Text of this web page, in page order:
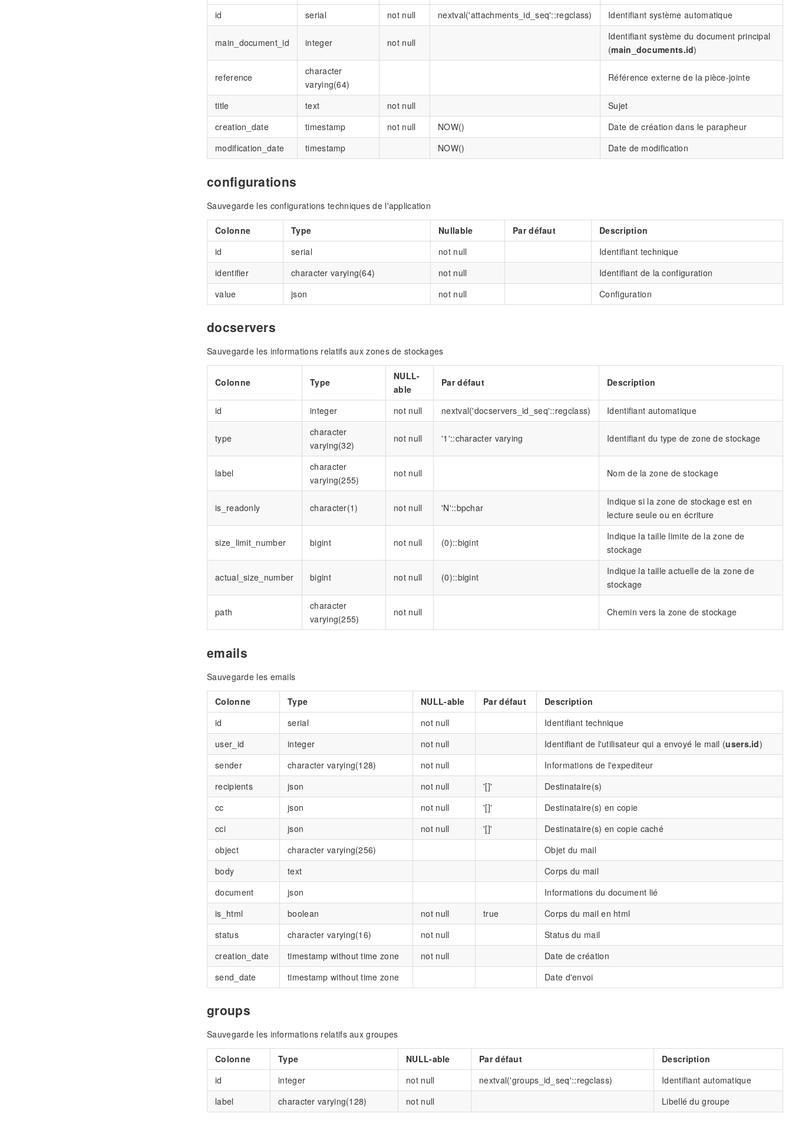
id
serial not null nextval('attachments_id_seq'::regclass) Identifiant système automatique
main_document_id integer not null
Identifiant système du document principal
(main_documents.id)
reference
character
varying(64)
Référence externe de la pièce-jointe
title text not null
Sujet
creation_date
timestamp not null NOW()
Date de création dans le parapheur
modification_date
timestamp NOW() Date de modification
configurations
Sauvegarde les configurations techniques de l'application
Colonne Type Nullable Par défaut
Description
id
serial not null
Identifiant technique
identifier
character varying(64) not null
Identifiant de la configuration
value
json not null Configuration
docservers
Sauvegarde les informations relatifs aux zones de stockages
Colonne Type
NULL-
able
Par défaut Description
id integer not null nextval('docservers_id_seq'::regclass) Identifiant automatique
type
character
varying(32)
not null '1'::character varying Identifiant du type de zone de stockage
label
character
varying(255)
not null Nom de la zone de stockage
is_readonly character(1) not null 'N'::bpchar
Indique si la zone de stockage est en
lecture seule ou en écriture
size_limit_number bigint not null (0)::bigint
Indique la taille limite de la zone de
stockage
actual_size_number bigint not null (0)::bigint
Indique la taille actuelle de la zone de
stockage
path
character
varying(255)
not null Chemin vers la zone de stockage
emails
Sauvegarde les emails
Colonne Type NULL-able Par défaut
Description
id
serial not null
Identifiant technique
user_id
integer not null Identifiant de l'utilisateur qui a envoyé le mail (users.id)
sender
character varying(128) not null
Informations de l'expediteur
recipients
json not null '[]'
Destinataire(s)
cc
json not null '[]'
Destinataire(s) en copie
cci
json not null '[]'
Destinataire(s) en copie caché
object
character varying(256)
Objet du mail
body
text
Corps du mail
document
json
Informations du document lié
is_html
boolean not null true
Corps du mail en html
status
character varying(16) not null
Status du mail
creation_date
timestamp without time zone not null
Date de création
send_date
timestamp without time zone Date d'envoi
groups
Sauvegarde les informations relatifs aux groupes
Colonne Type NULL-able Par défaut
Description
id
integer not null nextval('groups_id_seq'::regclass)
Identifiant automatique
label
character varying(128) not null Libellé du groupe